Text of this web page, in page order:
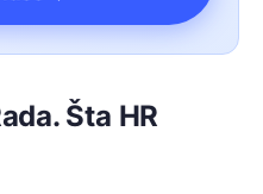
Šta HR